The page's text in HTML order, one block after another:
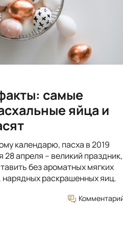
самые
яйца и
календарю, пасха в 2019
28 апреля – великий праздник,
без ароматных мягких
нарядных раскрашенных яиц.